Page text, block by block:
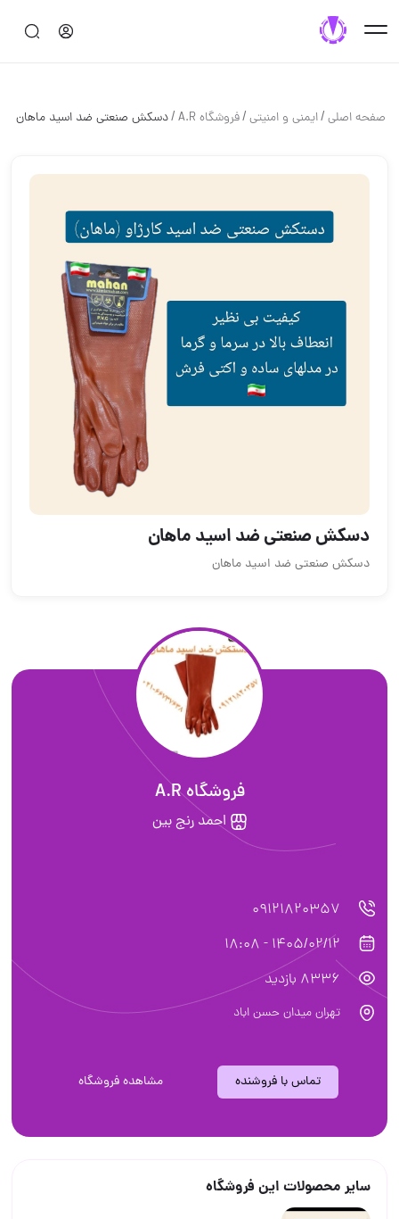
صفحه اصلی/ایمنی و امنیتی/فروشگاه A.R /دسکش صنعتی ضد اسید ماهان
دسکش صنعتی ضد اسید ماهان
دسکش صنعتی ضد اسید ماهان
فروشگاه A.R
احمد رنج بین
09121820357
1405/02/12 - 18:08
8336 بازدید
تهران میدان حسن اباد
تماس با فروشنده مشاهده فروشگاه
سایر محصولات این فروشگاه